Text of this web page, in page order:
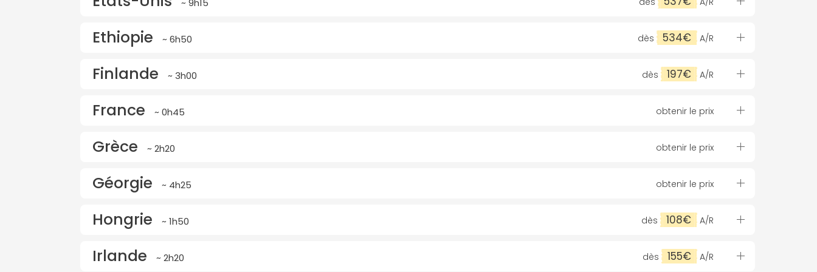
~ 9h15
Ethiopie ~ 6h50 dès 534€ A/R
Finlande ~ 3h00 dès 197€ A/R
France ~ 0h45 obtenir le prix
Grèce ~ 2h20 obtenir le prix
Géorgie ~ 4h25 obtenir le prix
Hongrie ~ 1h50 dès 108€ A/R
Irlande ~ 2h20 dès 155€ A/R